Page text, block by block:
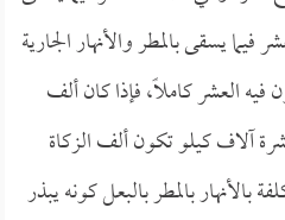
فيما يسقى بالمطر والأنهار الجارية
العشر كاملاً، فإذا كان ألف
آلاف كيلو تكون ألف الزكاة
بالأنهار بالمطر بالبعل كونه يبذر